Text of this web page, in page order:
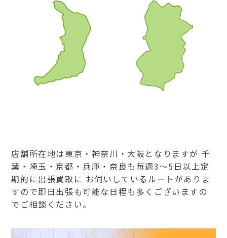
店舗所在地は東京・神奈川・大阪となりますが 千
葉・埼玉・京都・兵庫・奈良も毎週3～5日以上定
期的に出張買取に お伺いしているルートがありま
すので即日出張も可能な日程も多くございますの
でご相談ください。